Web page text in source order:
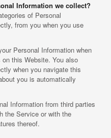
Information we collect?
of Personal
from you when you use
Personal Information when
this Website. You also
when you navigate this
you is automatically
Information from third parties
the Service or with the
thereof.